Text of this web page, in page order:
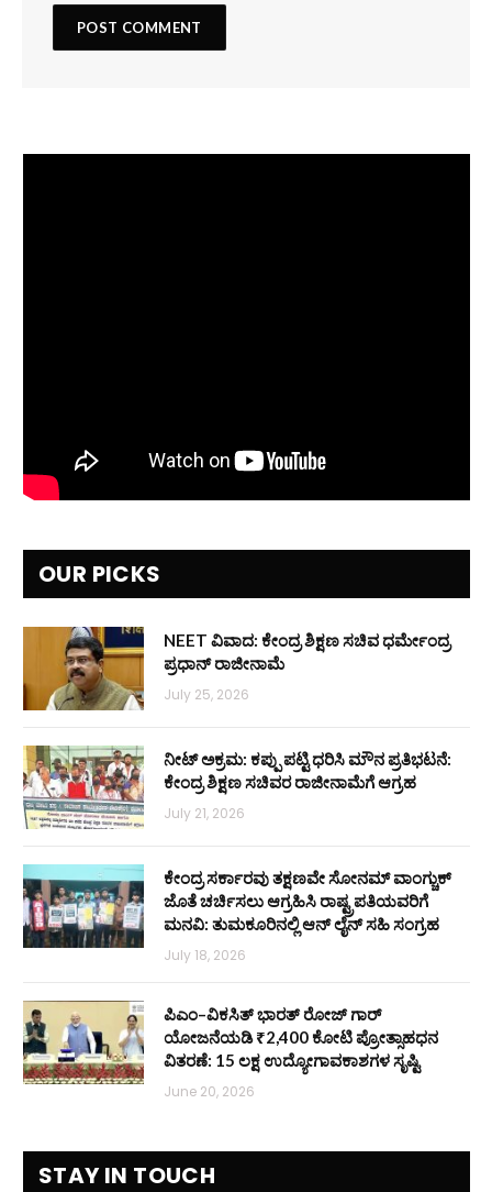
OUR PICKS
NEET ವಿವಾದ: ಕೇಂದ್ರ ಶಿಕ್ಷಣ ಸಚಿವ ಧರ್ಮೇಂದ್ರ
ಪ್ರಧಾನ್ ರಾಜೀನಾಮೆ
July 25, 2026
ನೀಟ್ ಅಕ್ರಮ: ಕಪ್ಪು ಪಟ್ಟಿ ಧರಿಸಿ ಮೌನ ಪ್ರತಿಭಟನೆ:
ಕೇಂದ್ರ ಶಿಕ್ಷಣ ಸಚಿವರ ರಾಜೀನಾಮೆಗೆ ಆಗ್ರಹ
July 21, 2026
ಕೇಂದ್ರ ಸರ್ಕಾರವು ತಕ್ಷಣವೇ ಸೋನಮ್ ವಾಂಗ್ಚುಕ್
ಜೊತೆ ಚರ್ಚಿಸಲು ಆಗ್ರಹಿಸಿ ರಾಷ್ಟ್ರಪತಿಯವರಿಗೆ
ಮನವಿ: ತುಮಕೂರಿನಲ್ಲಿ ಆನ್‌ ಲೈನ್ ಸಹಿ ಸಂಗ್ರಹ
July 18, 2026
ಪಿಎಂ–ವಿಕಸಿತ್ ಭಾರತ್ ರೋಜ್‌ ಗಾರ್
ಯೋಜನೆಯಡಿ ₹2,400 ಕೋಟಿ ಪ್ರೋತ್ಸಾಹಧನ
ವಿತರಣೆ: 15 ಲಕ್ಷ ಉದ್ಯೋಗಾವಕಾಶಗಳ ಸೃಷ್ಟಿ
June 20, 2026
STAY IN TOUCH